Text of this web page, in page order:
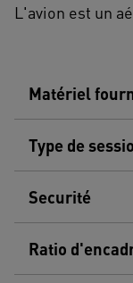
L'avion est un
Matériel
Type de
Securité
Ratio